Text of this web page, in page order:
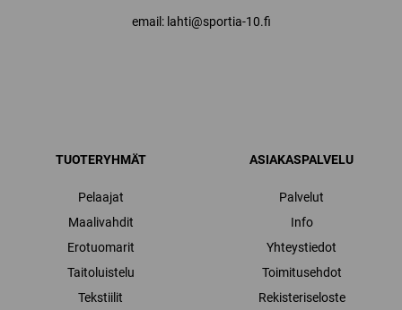
email: lahti@sportia-10.fi
TUOTERYHMÄT
Pelaajat
Maalivahdit
Erotuomarit
Taitoluistelu
Tekstiilit
ASIAKASPALVELU
Palvelut
Info
Yhteystiedot
Toimitusehdot
Rekisteriseloste